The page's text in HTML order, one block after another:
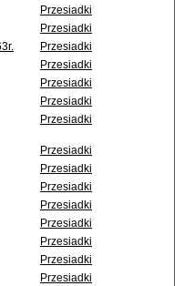
Przesiadki
Przesiadki
Przesiadki
Przesiadki
Przesiadki
Przesiadki
Przesiadki
Przesiadki
Przesiadki
Przesiadki
Przesiadki
Przesiadki
Przesiadki
Przesiadki
Przesiadki